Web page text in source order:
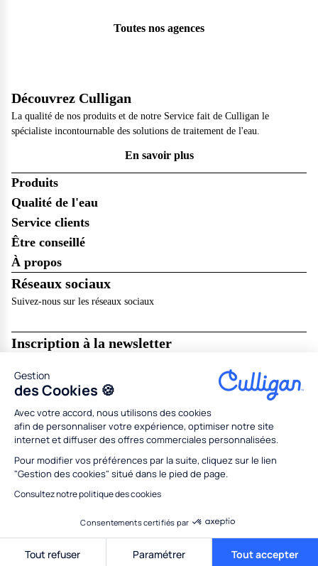
Gestion
des Cookies 🍪
Avec votre accord, nous utilisons des cookies
afin de personnaliser votre expérience, optimiser notre site
internet et diffuser des offres commerciales personnalisées.
Pour modifier vos préférences par la suite, cliquez sur le lien
"Gestion des cookies" situé dans le pied de page.
Consultez notre politique des cookies
Consentements certifiés par
Tout refuser Paramétrer Tout accepter
Demande de devis
Toutes nos agences
Découvrez Culligan
La qualité de nos produits et de notre Service fait de Culligan le
spécialiste incontournable des solutions de traitement de l'eau.
En savoir plus
Produits
Qualité de l'eau
Service clients
Être conseillé
À propos
Réseaux sociaux
Suivez-nous sur les réseaux sociaux
Inscription à la newsletter
Mentions légalesRésilier en ligneCGU
Politique de données personnellesPolitique des cookies
Gestion des cookies PartenairesConcessionnaires MédiationCodes promo
Tous droits réservés Culligan 2026
Conception